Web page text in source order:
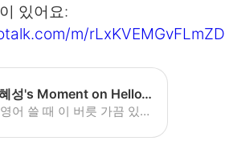
있어요:
m/
Alice ㅣ 혜성's Moment on HelloTalk
한국분이 영어 쓸 때 이 버릇 가끔 있어요. 다 틀린 것은 아니에요. 근